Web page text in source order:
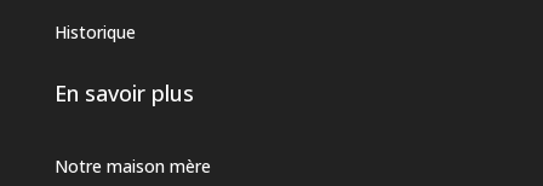
Historique
En savoir plus
Notre maison mère